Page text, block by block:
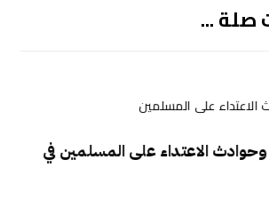
صلة ...
الاعتداء على المسلمين في